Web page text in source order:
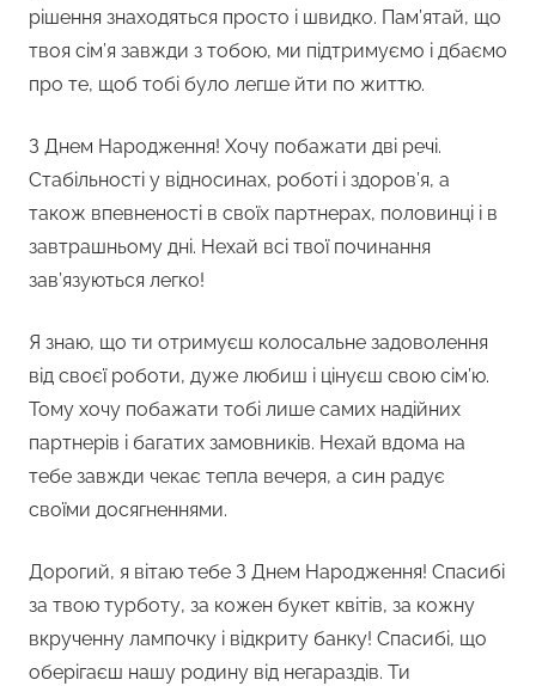
рішення знаходяться просто і швидко. Пам’ятай, що
твоя сім’я завжди з тобою, ми підтримуємо і дбаємо
про те, щоб тобі було легше йти по життю.
З Днем Народження! Хочу побажати дві речі.
Стабільності у відносинах, роботі і здоров’я, а
також впевненості в своїх партнерах, половинці і в
завтрашньому дні. Нехай всі твої починання
зав’язуються легко!
Я знаю, що ти отримуєш колосальне задоволення
від своєї роботи, дуже любиш і цінуєш свою сім’ю.
Тому хочу побажати тобі лише самих надійних
партнерів і багатих замовників. Нехай вдома на
тебе завжди чекає тепла вечеря, а син радує
своїми досягненнями.
Дорогий, я вітаю тебе З Днем Народження! Спасибі
за твою турботу, за кожен букет квітів, за кожну
вкрученну лампочку і відкриту банку! Спасибі, що
оберігаєш нашу родину від негараздів. Ти